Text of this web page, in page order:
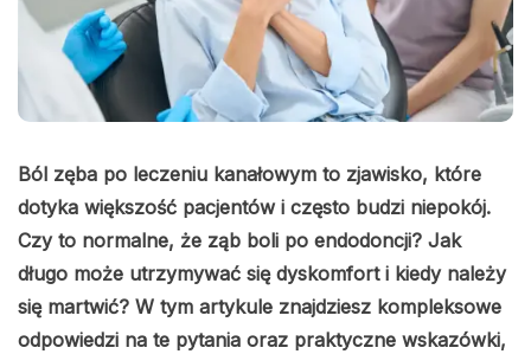
Ból zęba po leczeniu kanałowym to zjawisko, które
dotyka większość pacjentów i często budzi niepokój.
Czy to normalne, że ząb boli po endodoncji? Jak
długo może utrzymywać się dyskomfort i kiedy należy
się martwić? W tym artykule znajdziesz kompleksowe
odpowiedzi na te pytania oraz praktyczne wskazówki,